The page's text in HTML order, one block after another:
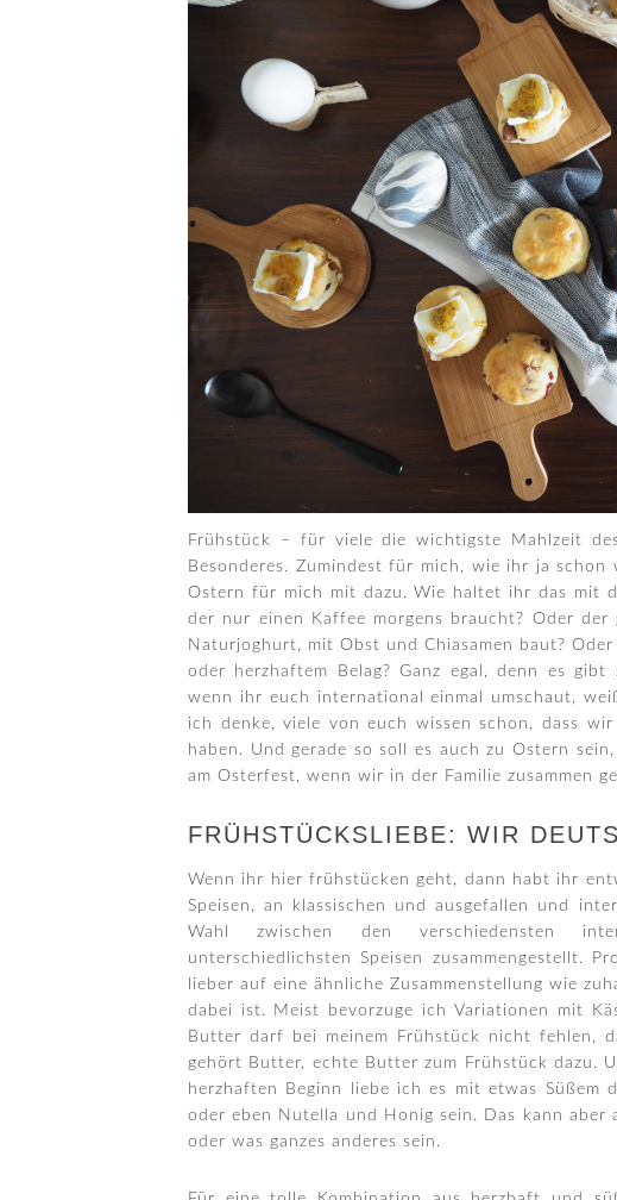
Frühstück – für viele die wichtigste Mahlzeit
Besonderes. Zumindest für mich, wie ihr ja
Ostern für mich mit dazu. Wie haltet ihr das mit
der nur einen Kaffee morgens braucht? Oder
Naturjoghurt, mit Obst und Chiasamen baut?
oder herzhaftem Belag? Ganz egal, denn es
wenn ihr euch international einmal umschaut,
ich denke, viele von euch wissen schon, dass
haben. Und gerade so soll es auch zu Ostern
am Osterfest, wenn wir in der Familie zusammen
FRÜHSTÜCKSLIEBE: WIR
Wenn ihr hier frühstücken geht, dann habt ihr
Speisen, an klassischen und ausgefallen und
Wahl zwischen den verschiedensten
unterschiedlichsten Speisen zusammengestellt.
lieber auf eine ähnliche Zusammenstellung wie
dabei ist. Meist bevorzuge ich Variationen mit
Butter darf bei meinem Frühstück nicht fehlen,
gehört Butter, echte Butter zum Frühstück dazu.
herzhaften Beginn liebe ich es mit etwas Süßem
oder eben Nutella und Honig sein. Das kann aber
oder was ganzes anderes sein.